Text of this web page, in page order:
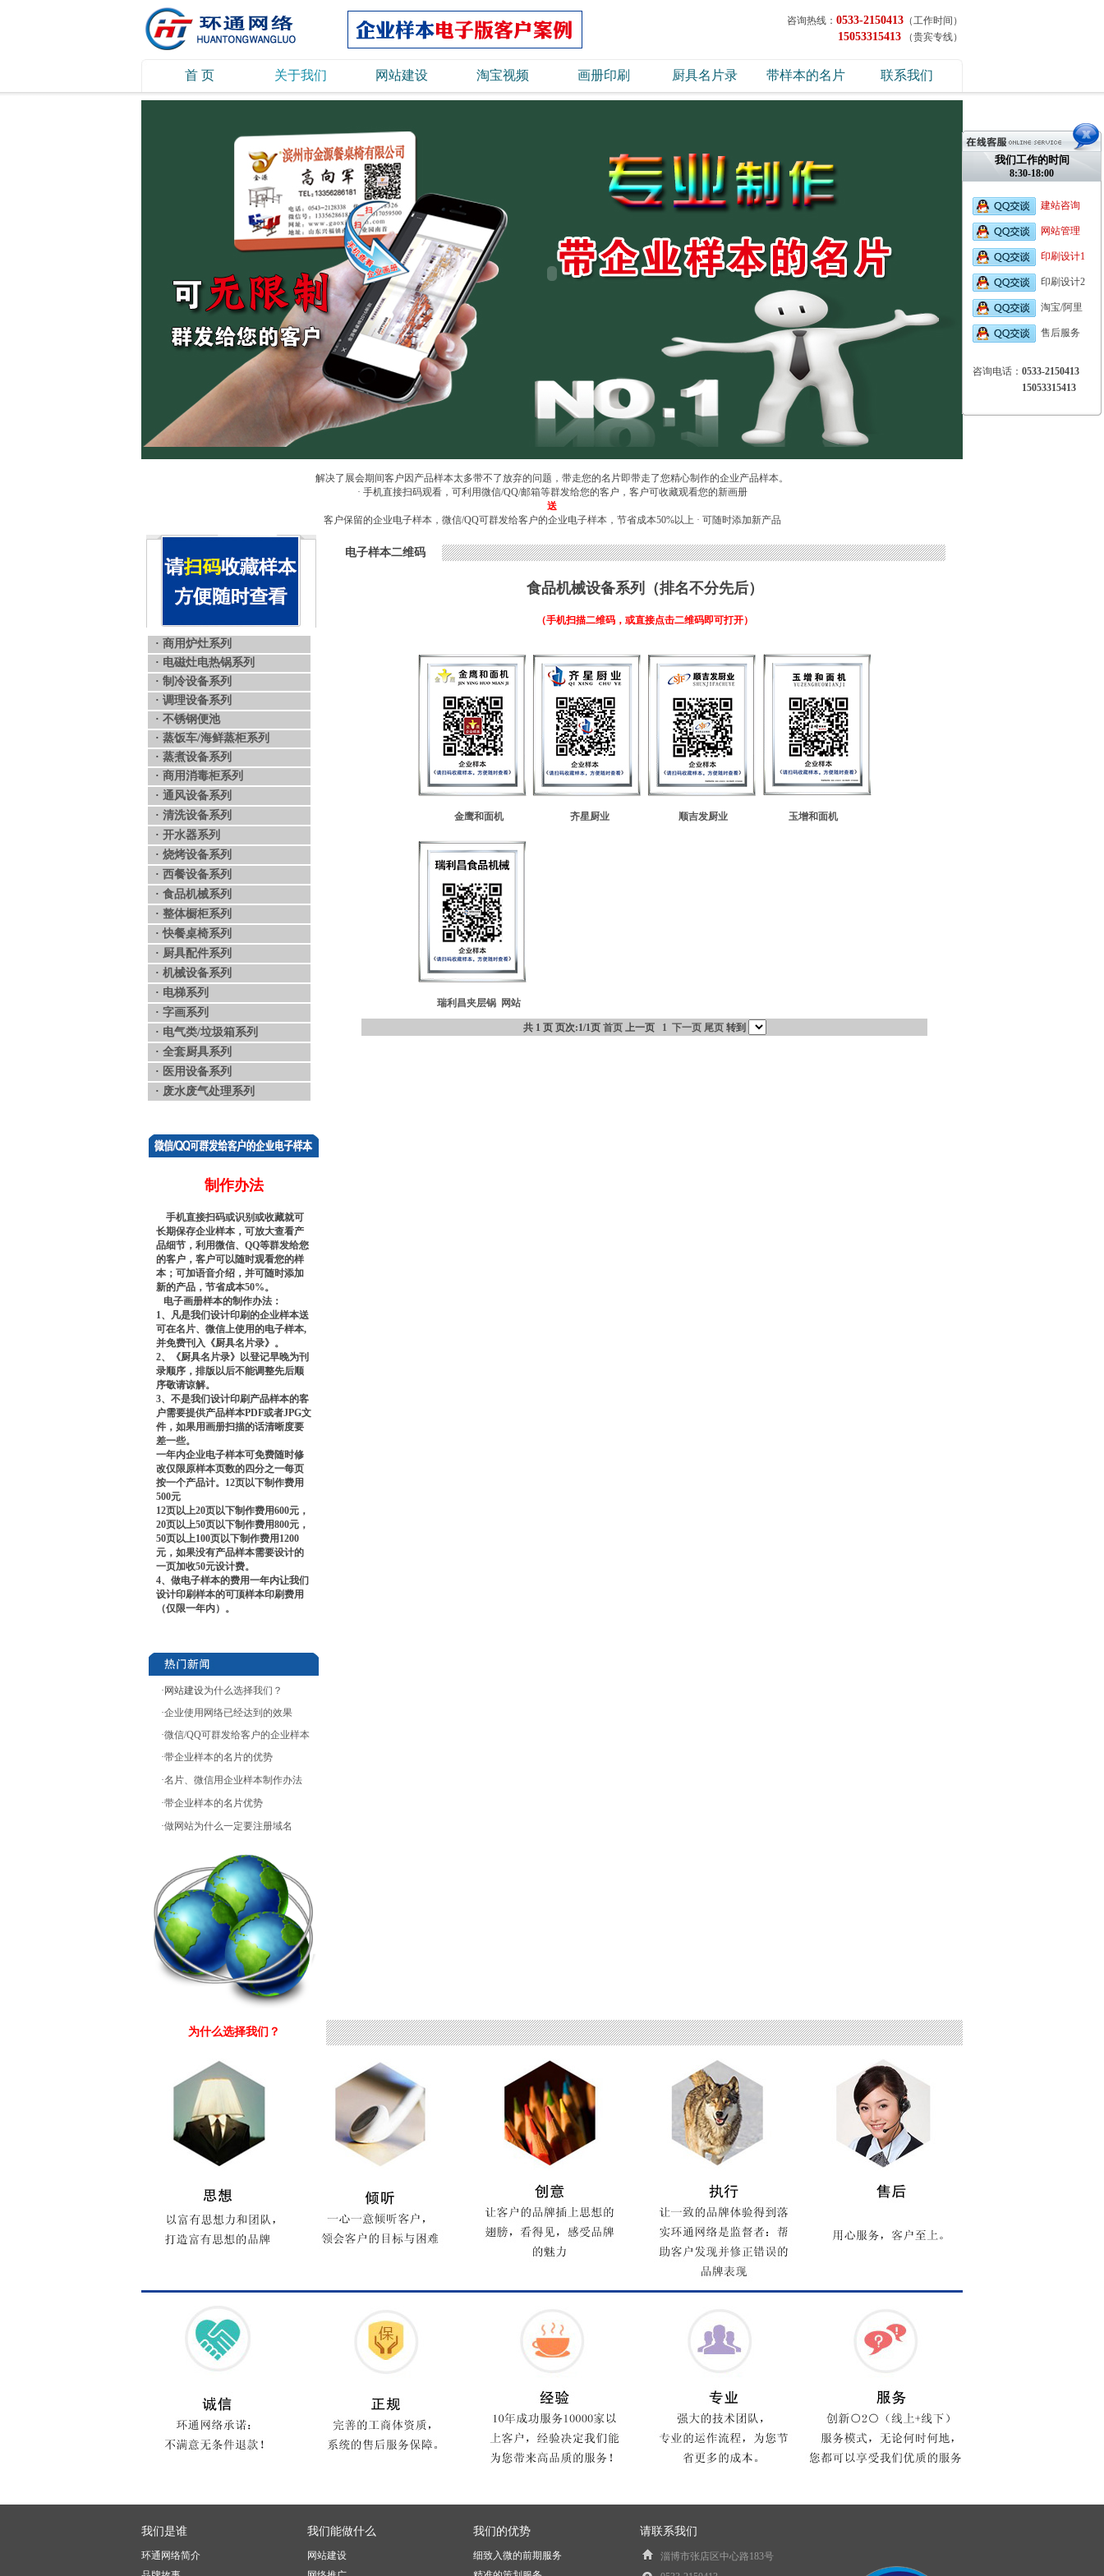
我们工作的时间
8:30-18:00
建站咨询
网站管理
印刷设计1
印刷设计2
淘宝/阿里
售后服务
咨询电话： 0533-2150413
15053315413
咨询热线： 0533-2150413 （工作时间）
15053315413 （贵宾专线）
首 页 关于我们 网站建设 淘宝视频 画册印刷 厨具名片录 带样本的名片 联系我们
解决了展会期间客户因产品样本太多带不了放弃的问题，带走您的名片即带走了您精心制作的企业产品样本。
· 手机直接扫码观看，可利用微信/QQ/邮箱等群发给您的客户，客户可收藏观看您的新画册
送
客户保留的企业电子样本，微信/QQ可群发给客户的企业电子样本，节省成本50%以上 · 可随时添加新产品
· 商用炉灶系列
· 电磁灶电热锅系列
· 制冷设备系列
· 调理设备系列
· 不锈钢便池
· 蒸饭车/海鲜蒸柜系列
· 蒸煮设备系列
· 商用消毒柜系列
· 通风设备系列
· 清洗设备系列
· 开水器系列
· 烧烤设备系列
· 西餐设备系列
· 食品机械系列
· 整体橱柜系列
· 快餐桌椅系列
· 厨具配件系列
· 机械设备系列
· 电梯系列
· 字画系列
· 电气类/垃圾箱系列
· 全套厨具系列
· 医用设备系列
· 废水废气处理系列
制作办法
手机直接扫码或识别或收藏就可
长期保存企业样本，可放大查看产
品细节，利用微信、QQ等群发给您
的客户，客户可以随时观看您的样
本；可加语音介绍，并可随时添加
新的产品，节省成本50%。
电子画册样本的制作办法：
1、凡是我们设计印刷的企业样本送
可在名片、微信上使用的电子样本,
并免费刊入《厨具名片录》。
2、《厨具名片录》以登记早晚为刊
录顺序，排版以后不能调整先后顺
序敬请谅解。
3、不是我们设计印刷产品样本的客
户需要提供产品样本PDF或者JPG文
件，如果用画册扫描的话清晰度要
差一些。
一年内企业电子样本可免费随时修
改仅限原样本页数的四分之一每页
按一个产品计。12页以下制作费用
500元
12页以上20页以下制作费用600元，
20页以上50页以下制作费用800元，
50页以上100页以下制作费用1200
元，如果没有产品样本需要设计的
一页加收50元设计费。
4、做电子样本的费用一年内让我们
设计印刷样本的可顶样本印刷费用
（仅限一年内）。
·网站建设为什么选择我们？
·企业使用网络已经达到的效果
·微信/QQ可群发给客户的企业样本
·带企业样本的名片的优势
·名片、微信用企业样本制作办法
·带企业样本的名片优势
·做网站为什么一定要注册域名
电子样本二维码
食品机械设备系列 （排名不分先后）
（手机扫描二维码，或直接点击二维码即可打开）
金鹰和面机 齐星厨业 顺吉发厨业 玉增和面机
瑞利昌夹层锅 网站
共 1 页 页次:1/1页 首页 上一页 1 下一页 尾页转到
为什么选择我们？